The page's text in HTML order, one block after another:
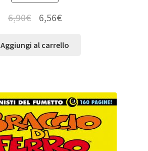
6,90€ 6,56€
Aggiungi al carrello